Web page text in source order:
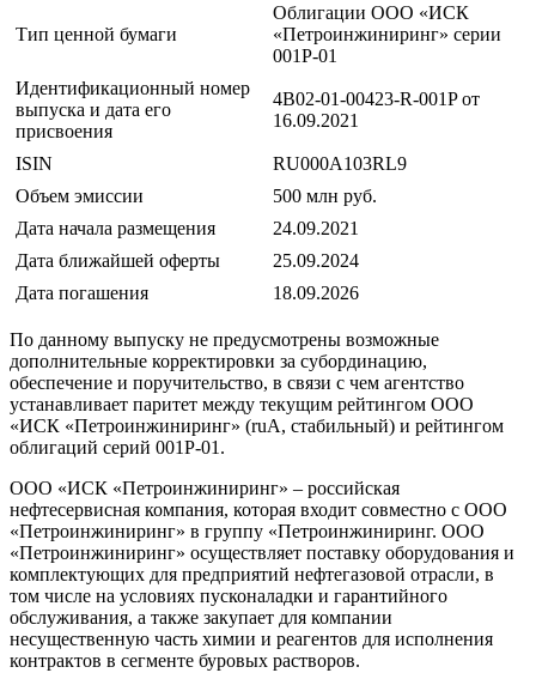
Тип ценной бумаги
Облигации ООО «ИСК
«Петроинжиниринг» серии
001Р-01
Идентификационный номер
выпуска и дата его
присвоения
4B02-01-00423-R-001P от
16.09.2021
ISIN
RU000A103RL9
Объем эмиссии
500 млн руб.
Дата начала размещения
24.09.2021
Дата ближайшей оферты
25.09.2024
Дата погашения
18.09.2026
По данному выпуску не предусмотрены возможные
дополнительные корректировки за субординацию,
обеспечение и поручительство, в связи с чем агентство
устанавливает паритет между текущим рейтингом ООО
«ИСК «Петроинжиниринг» (ruA, стабильный) и рейтингом
облигаций серий 001P-01.
ООО «ИСК «Петроинжиниринг» – российская
нефтесервисная компания, которая входит совместно с ООО
«Петроинжиниринг» в группу «Петроинжиниринг. ООО
«Петроинжиниринг» осуществляет поставку оборудования и
комплектующих для предприятий нефтегазовой отрасли, в
том числе на условиях пусконаладки и гарантийного
обслуживания, а также закупает для компании
несущественную часть химии и реагентов для исполнения
контрактов в сегменте буровых растворов.